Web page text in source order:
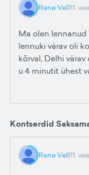
Rene Vell11.
Ma olen
lennuki värav oli
kõrval, Delhi
u 4 minutit ühest
Kontserdid
Rene Vell11.